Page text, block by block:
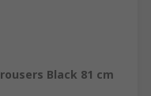
Black 81 cm